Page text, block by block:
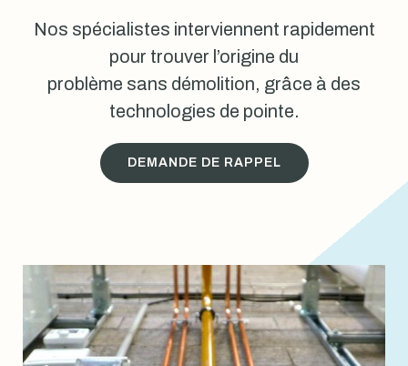
Nos spécialistes interviennent rapidement
pour trouver l’origine du
problème sans démolition, grâce à des
technologies de pointe.
DEMANDE DE RAPPEL